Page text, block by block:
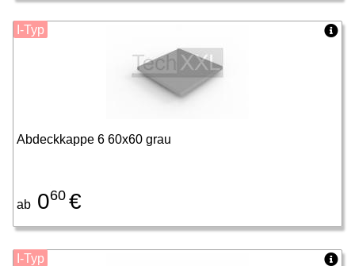
Abdeckkappe 6 60x60 grau
ab 060 €
I-Typ
I-Typ